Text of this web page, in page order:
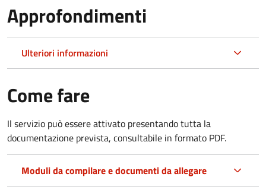
Approfondimenti
Ulteriori informazioni
Come fare
Il servizio può essere attivato presentando tutta la
documentazione prevista, consultabile in formato PDF.
Moduli da compilare e documenti da allegare